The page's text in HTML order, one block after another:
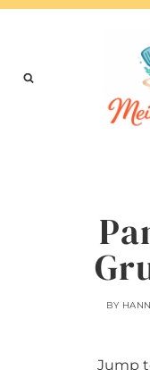
Skip
BY
Jump